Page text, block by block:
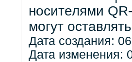
носителями
могут
Дата создания:
Дата изменения: